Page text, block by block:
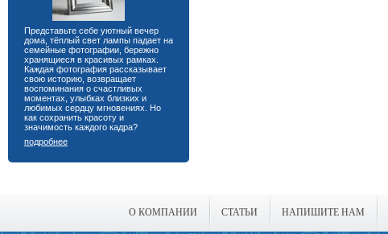
Представьте себе уютный вечер
дома, тёплый свет лампы падает на
семейные фотографии, бережно
хранящиеся в красивых рамках.
Каждая фотография рассказывает
свою историю, возвращает
воспоминания о счастливых
моментах, улыбках близких и
любимых сердцу мгновениях. Но
как сохранить красоту и
значимость каждого кадра?
подробнее
О КОМПАНИИ СТАТЬИ НАПИШИТЕ НАМ